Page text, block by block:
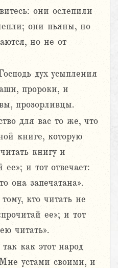
они ослепили
они пьяны, но
но не от
дух усыпления
пророки, и
прозорливцы.
для вас то же, что
книге, которую
книгу и
ее»; и тот отвечает:
она запечатана».
кто читать не
ее»; и тот
читать».
как этот народ
устами своими, и